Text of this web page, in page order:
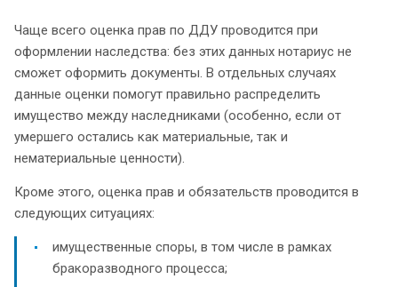
Чаще всего оценка прав по ДДУ проводится при
оформлении наследства: без этих данных нотариус не
сможет оформить документы. В отдельных случаях
данные оценки помогут правильно распределить
имущество между наследниками (особенно, если от
умершего остались как материальные, так и
нематериальные ценности).
Кроме этого, оценка прав и обязательств проводится в
следующих ситуациях:
имущественные споры, в том числе в рамках
бракоразводного процесса;